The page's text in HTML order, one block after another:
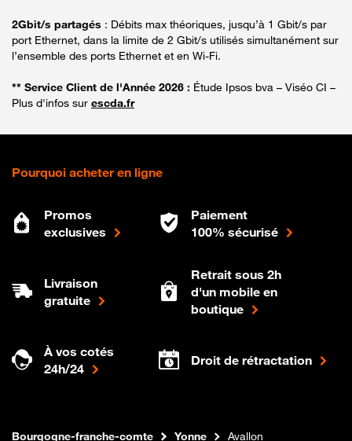
2Gbit/s partagés : Débits max théoriques, jusqu’à 1 Gbit/s par
port Ethernet, dans la limite de 2 Gbit/s utilisés simultanément sur
l’ensemble des ports Ethernet et en Wi-Fi.
** Service Client de l'Année 2026 : Étude Ipsos bva – Viséo CI –
Plus d'infos sur escda.fr
Pourquoi acheter en ligne
Promos
exclusives
Paiement
100% sécurisé
Livraison
gratuite
Retrait sous 2h
d'un mobile en
boutique
À vos cotés
24h/24
Droit de rétractation
Boutique Orange
Internet fibre
Bourgogne-franche-comte Yonne Avallon